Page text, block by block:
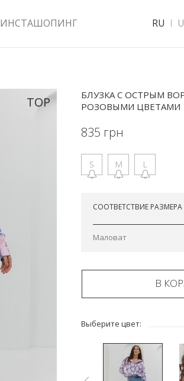
ИНСТАШОПИНГ RU
БЛУЗКА С ОСТРЫМ
РОЗОВЫМИ ЦВЕТАМИ
835 грн
S M L
СООТВЕТСТВИЕ РАЗМЕРА
Маловат
В
Выберите цвет:
TOP